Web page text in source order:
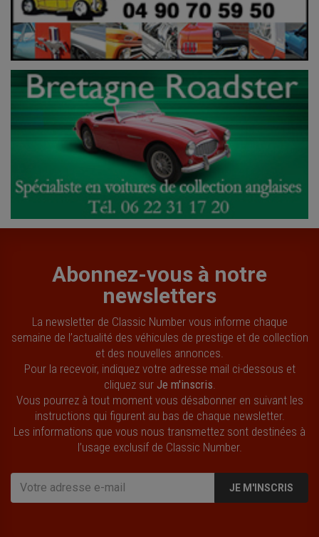
Abonnez-vous à notre
newsletters
La newsletter de Classic Number vous informe chaque
semaine de l’actualité des véhicules de prestige et de collection
et des nouvelles annonces.
Pour la recevoir, indiquez votre adresse mail ci-dessous et
cliquez sur Je m'inscris
Vous pourrez à tout moment vous désabonner en suivant les
instructions qui figurent au bas de chaque newsletter.
Les informations que vous nous transmettez sont destinées à
l’usage exclusif de Classic Number.
JE M'INSCRIS